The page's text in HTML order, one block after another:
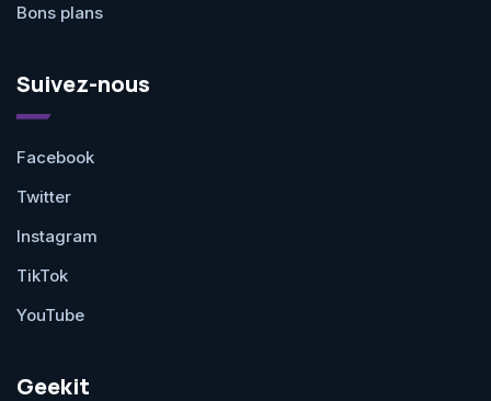
Bons plans
Suivez-nous
Facebook
Twitter
Instagram
TikTok
YouTube
Geekit